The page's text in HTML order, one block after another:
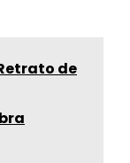
de